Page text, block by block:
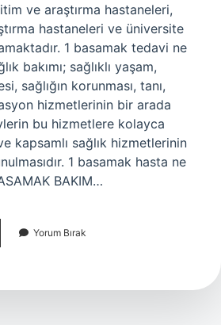
ve araştırma hastaneleri,
hastaneleri ve üniversite
1 basamak tedavi ne
bakımı; sağlıklı yaşam,
sağlığın korunması, tanı,
hizmetlerinin bir arada
bu hizmetlere kolayca
kapsamlı sağlık hizmetlerinin
1 basamak hasta ne
BAKIM…
Yorum Bırak